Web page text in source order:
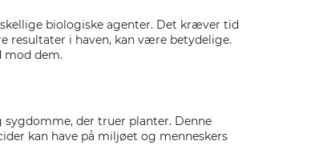
biologiske agenter. Det kræver tid
resultater i haven, kan være betydelige.
mod dem.
der truer planter. Denne
kan have på miljøet og menneskers